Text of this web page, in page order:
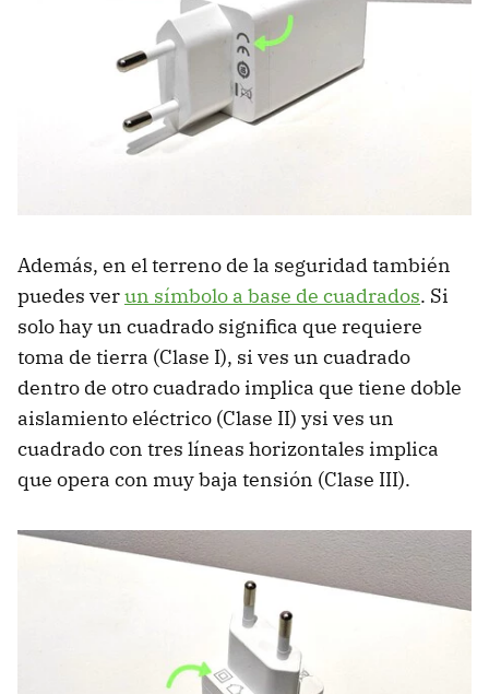
Además, en el terreno de la seguridad también
puedes verun símbolo a base de cuadrados. Si
solo hay un cuadrado significa que requiere
toma de tierra (Clase I), si ves un cuadrado
dentro de otro cuadrado implica que tiene doble
aislamiento eléctrico (Clase II) ysi ves un
cuadrado con tres líneas horizontales implica
que opera con muy baja tensión (Clase III).